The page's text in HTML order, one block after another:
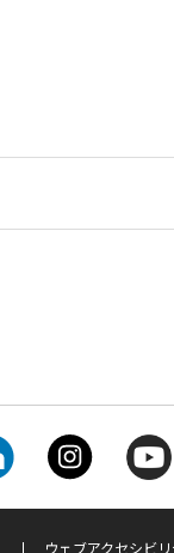
ウェブアクセシビ